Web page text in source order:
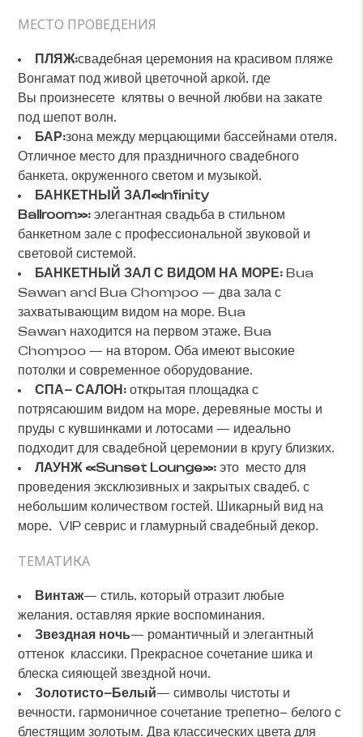
МЕСТО ПРОВЕДЕНИЯ
ПЛЯЖ:свадебная церемония на красивом пляже
Вонгамат под живой цветочной аркой, где
Вы произнесете клятвы о вечной любви на закате
под шепот волн.
БАР:зона между мерцающими бассейнами отеля.
Отличное место для праздничного свадебного
банкета, окруженного светом и музыкой.
БАНКЕТНЫЙ ЗАЛ «Infinity
Ballroom»: элегантная свадьба в стильном
банкетном зале с профессиональной звуковой и
световой системой.
БАНКЕТНЫЙ ЗАЛ С ВИДОМ НА МОРЕ: Bua
Sawan and Bua Chompoo — два зала с
захватывающим видом на море. Bua
Sawan находится на первом этаже, Bua
Chompoo — на втором. Оба имеют высокие
потолки и современное оборудование.
СПА- САЛОН: открытая площадка с
потрясаюшим видом на море, деревяные мосты и
пруды с кувшинками и лотосами — идеально
подходит для свадебной церемонии в кругу близких.
ЛАУНЖ «Sunset Lounge»: это место для
проведения эксклюзивных и закрытых свадеб, с
небольшим количеством гостей. Шикарный вид на
море, VIP севрис и гламурный свадебный декор.
ТЕМАТИКА
Винтаж— стиль, который отразит любые
желания, оставляя яркие воспоминания.
Звездная ночь— романтичный и элегантный
оттенок классики. Прекрасное сочетание шика и
блеска сияющей звездной ночи.
Золотисто-Белый— символы чистоты и
вечности, гармоничное сочетание трепетно- белого с
блестящим золотым. Два классических цвета для